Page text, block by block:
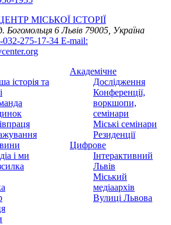
МІСЬКОЇ ІСТОРІЇ
Богомольця 6Львів 79005, Україна
032-275-17-34 E-mail:
історія та
і ми
Академічне
Дослідження
Конференції,
воркшопи,
семінари
Міські семінари
Резиденції
Цифрове
Інтерактивний
Львів
Міський
медіаархів
Вулиці Львова